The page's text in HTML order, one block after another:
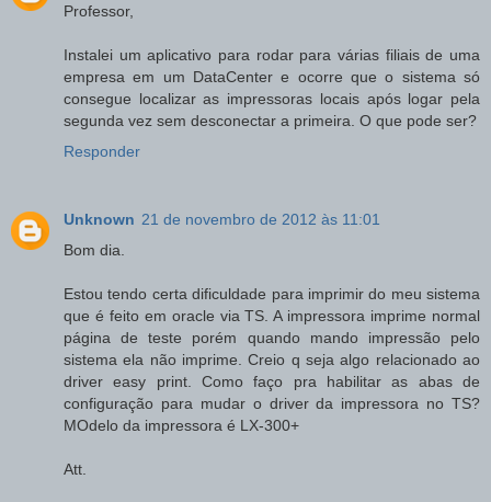
Professor,
Instalei um aplicativo para rodar para várias filiais de uma
empresa em um DataCenter e ocorre que o sistema só
consegue localizar as impressoras locais após logar pela
segunda vez sem desconectar a primeira. O que pode ser?
Responder
Unknown 21 de novembro de 2012 às 11:01
Bom dia.
Estou tendo certa dificuldade para imprimir do meu sistema
que é feito em oracle via TS. A impressora imprime normal
página de teste porém quando mando impressão pelo
sistema ela não imprime. Creio q seja algo relacionado ao
driver easy print. Como faço pra habilitar as abas de
configuração para mudar o driver da impressora no TS?
MOdelo da impressora é LX-300+
Att.